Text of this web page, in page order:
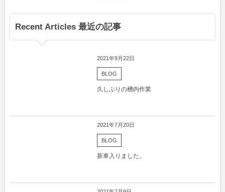
Recent Articles 最近の記事
2021年9月22日
BLOG
久しぶりの槽内作業
2021年7月20日
BLOG
新車入りました。